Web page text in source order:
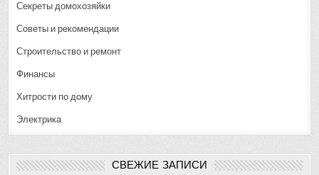
Секреты домохозяйки
Советы и рекомендации
Строительство и ремонт
Финансы
Хитрости по дому
Электрика
СВЕЖИЕ ЗАПИСИ